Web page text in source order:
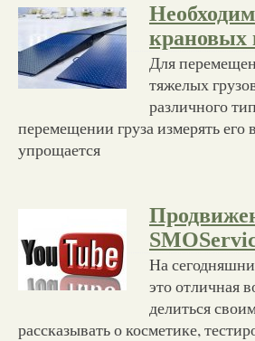
крановых
Для
тяжелых
различного
перемещении груза измерять его
упрощается
На
это отличная
делиться
рассказывать о косметике,